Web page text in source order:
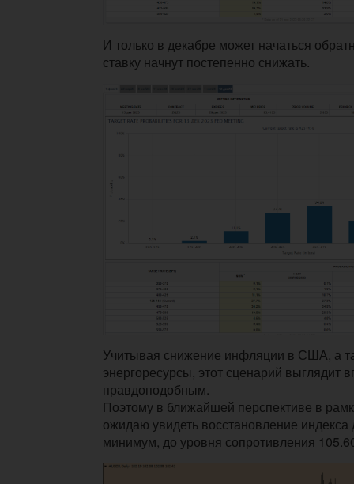
И только в декабре может начаться
ставку начнут постепенно снижать.
Учитывая снижение инфляции в США, а
энергоресурсы, этот сценарий выглядит
правдоподобным.
Поэтому в ближайшей перспективе в
ожидаю увидеть восстановление индекса
минимум, до уровня сопротивления